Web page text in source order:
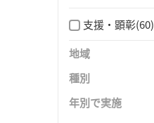
支援・顕彰(60)
地域
種別
年別で実施